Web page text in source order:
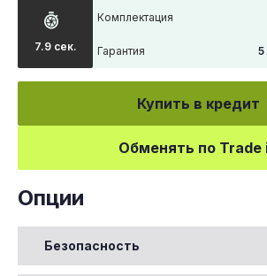
7.9 сек.
Комплектация
Гарантия 5
Купить в кредит
Обменять по Trade
Опции
Безопасность